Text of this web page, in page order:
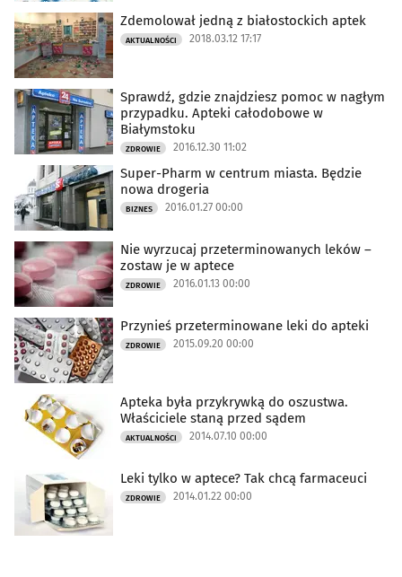
Zdemolował jedną z białostockich aptek
AKTUALNOŚCI 2018.03.12 17:17
Sprawdź, gdzie znajdziesz pomoc w nagłym
przypadku. Apteki całodobowe w
Białymstoku
ZDROWIE 2016.12.30 11:02
Super-Pharm w centrum miasta. Będzie
nowa drogeria
BIZNES 2016.01.27 00:00
Nie wyrzucaj przeterminowanych leków –
zostaw je w aptece
ZDROWIE 2016.01.13 00:00
Przynieś przeterminowane leki do apteki
ZDROWIE 2015.09.20 00:00
Apteka była przykrywką do oszustwa.
Właściciele staną przed sądem
AKTUALNOŚCI 2014.07.10 00:00
Leki tylko w aptece? Tak chcą farmaceuci
ZDROWIE 2014.01.22 00:00